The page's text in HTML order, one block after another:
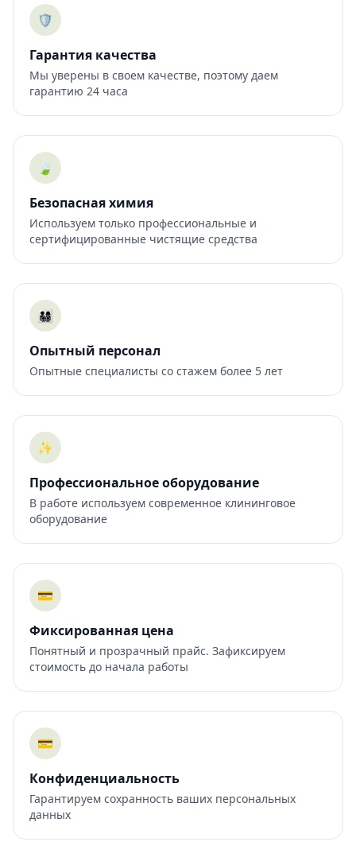
🛡️
Гарантия качества
Мы уверены в своем качестве, поэтому даем
гарантию 24 часа
🍃
Безопасная химия
Используем только профессиональные и
сертифицированные чистящие средства
👨‍👩‍👧‍👦
Опытный персонал
Опытные специалисты со стажем более 5 лет
✨
Профессиональное оборудование
В работе используем современное клининговое
оборудование
💳
Фиксированная цена
Понятный и прозрачный прайс. Зафиксируем
стоимость до начала работы
💳
Конфиденциальность
Гарантируем сохранность ваших персональных
данных